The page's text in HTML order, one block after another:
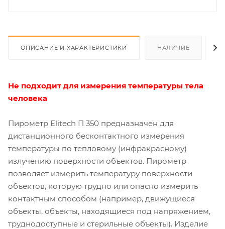
ОПИСАНИЕ И ХАРАКТЕРИСТИКИ НАЛИЧИЕ
Не подходит для измерения температуры тела
человека
Пирометр Elitech П 350 предназначен для
дистанционного бесконтактного измерения
температуры по тепловому (инфракрасному)
излучению поверхности объектов. Пирометр
позволяет измерить температуру поверхности
объектов, которую трудно или опасно измерить
контактным способом (например, движущиеся
объекты, объекты, находящиеся под напряжением,
труднодоступные и стерильные объекты). Изделие